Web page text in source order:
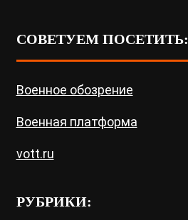
СОВЕТУЕМ ПОСЕТИТЬ:
Военное обозрение
Военная платформа
vott.ru
РУБРИКИ: